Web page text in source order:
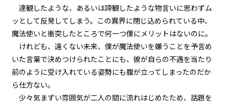
＜１３＞
第１話
『Serial killer（連続殺人鬼）』
＜１４＞
第１話
＜１５＞
達観したような、あるいは諦観したような物言いに思わずム
ッとして反発してしまう。この異界に閉じ込められている中、
魔法使いと衝突したところで何一つ僕にメリットはないのに。
けれども、遠くない未来、僕が魔法使いを嫌うことを予言め
いた言葉で決めつけられたことにも、彼が自らの不遇を当たり
前のように受け入れている姿勢にも腹が立ってしまったのだか
ら仕方ない。
少々気まずい雰囲気が二人の間に流れはじめたため、話題を